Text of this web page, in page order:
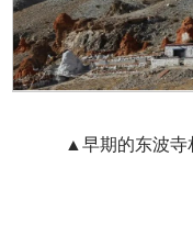
▲早期的东波寺